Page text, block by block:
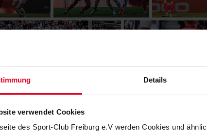
Details
verwendet Cookies
des Sport-Club Freiburg e.V werden Cookies und